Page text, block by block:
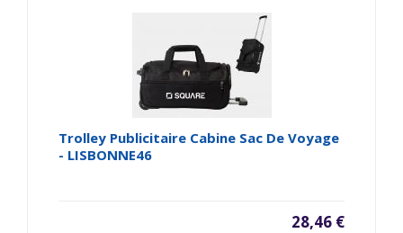
Trolley Publicitaire Cabine Sac De Voyage
- LISBONNE46
28,46 €